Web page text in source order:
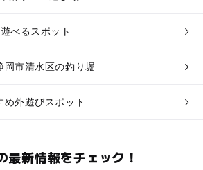
べるスポット
岡市清水区の釣り堀
外遊びスポット
最新情報をチェック！